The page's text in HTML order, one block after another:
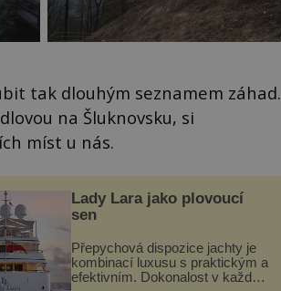
tak dlouhým seznamem záhad.
na Šluknovsku, si
míst u nás.
Lady Lara jako plovoucí
sen
Přepychová dispozice jachty je
kombinací luxusu s praktickým a
efektivním. Dokonalost v každém